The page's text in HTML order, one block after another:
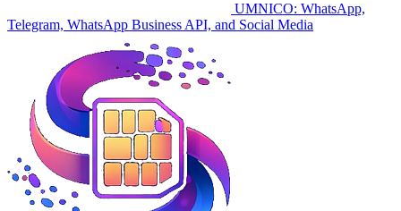
UMNICO: WhatsApp,
Telegram, WhatsApp Business API, and Social Media